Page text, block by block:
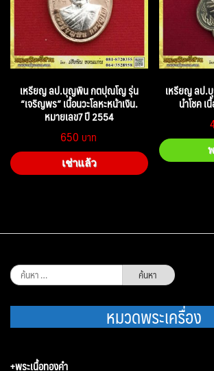
เหรียญ ลป.บุญพิน กตปุณโญ รุ่น
“เจริญพร” เนื้อนวะโลหะหน้าเงิน.
หมายเลข7 ปี 2554
650
เช่าแล้ว
เหรียญ ลป.
นำโชค
ค้นหา
สำหรับ:
หมวดพระเครื่อง
+พระเนื้อทองคำ